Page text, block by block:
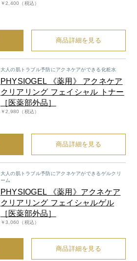
￥2,400（税込）
商品詳細を見る
大人の肌トラブル予防にアクネケアができる化粧水
PHYSIOGEL 《薬用》 アクネケア
クリアリング フェイシャル トナー
［医薬部外品］
￥2,980（税込）
商品詳細を見る
大人の肌トラブル予防にアクネケアができるゲルクリ
ーム
PHYSIOGEL 《薬用》アクネケア
クリアリング フェイシャルゲル
［医薬部外品］
￥3,060（税込）
商品詳細を見る